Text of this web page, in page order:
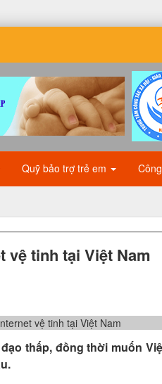
Quỹ bảo trợ trẻ em
vệ tinh tại Việt Nam
thấp, đồng thời muốn